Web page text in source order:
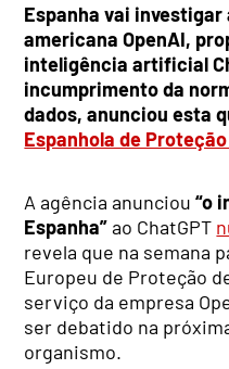
Espanha vai
americana OpenAI,
inteligência artificial
incumprimento da
dados, anunciou esta
Espanhola de
A agência anunciou“o
Espanha”ao ChatGPT
revela que na semana
Europeu de Proteção
serviço da empresa
ser debatido na
organismo.